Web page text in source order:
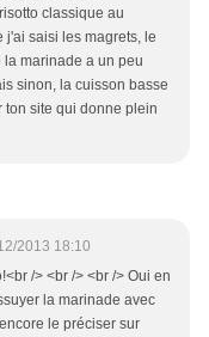
classique au
j'ai saisi les magrets, le
marinade a un peu
sinon, la cuisson basse
ton site qui donne plein
2013 18:10
/> <br /> <br /> Oui en
la marinade avec
le préciser sur